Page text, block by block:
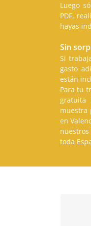
Luego
PDF,
hayas
Sin
Si
gasto
están
Para tu
gratuita
muestra
en
toda